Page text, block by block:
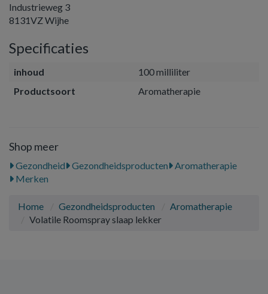
Industrieweg 3
8131VZ Wijhe
Specificaties
inhoud
100 milliliter
Productsoort
Aromatherapie
Shop meer
Gezondheid Gezondheidsproducten
Aromatherapie
Merken
Home Gezondheidsproducten
Aromatherapie
Volatile Roomspray slaap lekker